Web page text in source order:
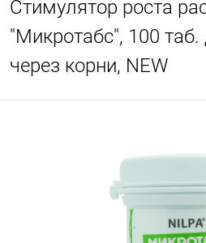
Стимулятор роста
"Микротабс", 100 таб.
через корни, NEW